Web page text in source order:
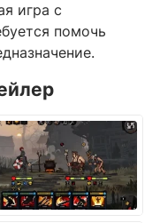
игра с
помочь